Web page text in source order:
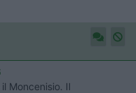
Moncenisio. Il